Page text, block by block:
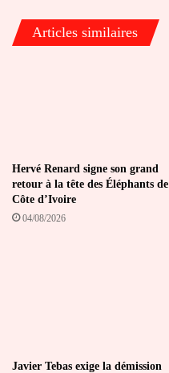
souhaite
»,
Articles similaires
Hervé Renard signe son grand
retour à la tête des Éléphants de
Côte d’Ivoire
04/08/2026
Javier Tebas exige la démission